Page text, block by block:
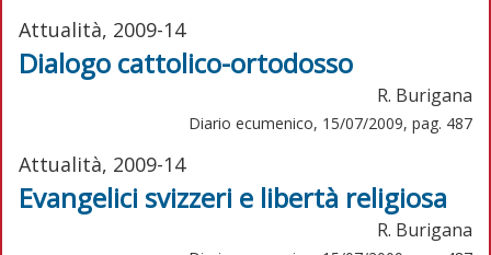
Attualità, 2009-14
Dialogo cattolico-ortodosso
R. Burigana
Diario ecumenico, 15/07/2009, pag. 487
Attualità, 2009-14
Evangelici svizzeri e libertà religiosa
R. Burigana